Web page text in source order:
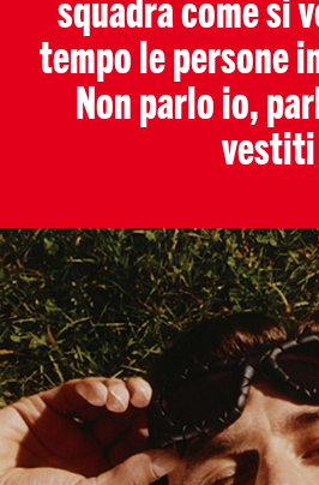
tempo le persone
Non parlo io,
vestiti